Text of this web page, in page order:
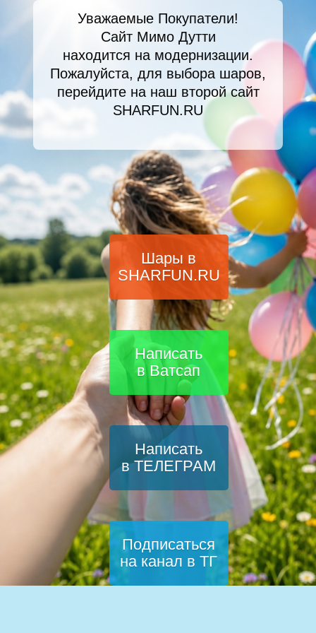
Уважаемые Покупатели!
Сайт Мимо Дутти
находится на модернизации.
Пожалуйста, для выбора шаров,
перейдите на наш второй сайт
SHARFUN.RU
Шары в
SHARFUN.RU
Написать
в Ватсап
Написать
в ТЕЛЕГРАМ
Подписаться
на канал в ТГ